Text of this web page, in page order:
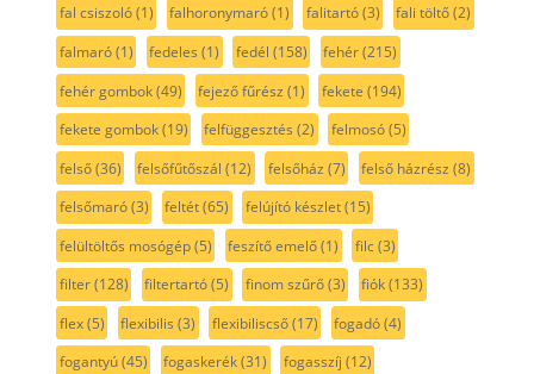
fal csiszoló(1) falhoronymaró(1) falitartó(3) fali töltő(2)
falmaró(1) fedeles (1) fedél (158) fehér(215)
fehér gombok(49) fejező fűrész (1) fekete (194)
fekete gombok(19) felfüggesztés (2) felmosó(5)
felső(36) felsőfűtőszál (12) felsőház (7) felső házrész (8)
felsőmaró(3) feltét(65) felújító készlet(15)
felültöltős mosógép(5) feszítő emelő(1) filc(3)
filter(128) filtertartó(5) finom szűrő(3) fiók(133)
flex(5) flexibilis (3) flexibiliscső(17) fogadó(4)
fogantyú(45) fogaskerék(31) fogasszíj (12)